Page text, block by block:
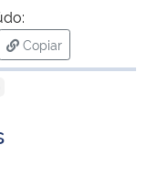
Copiar
para área de